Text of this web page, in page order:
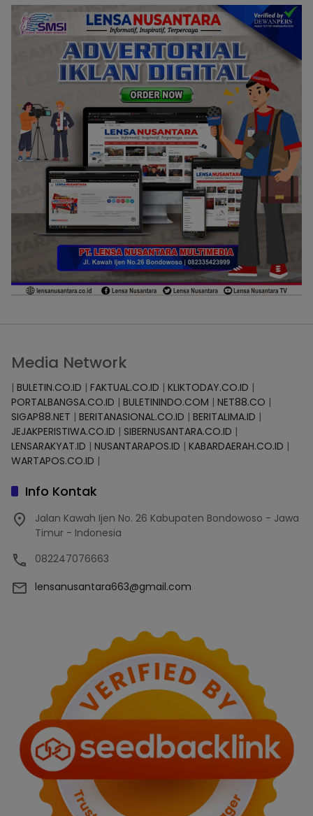
Media Network
| BULETIN.CO.ID | FAKTUAL.CO.ID | KLIKTODAY.CO.ID |
PORTALBANGSA.CO.ID | BULETININDO.COM | NET88.CO |
SIGAP88.NET | BERITANASIONAL.CO.ID | BERITALIMA.ID |
JEJAKPERISTIWA.CO.ID | SIBERNUSANTARA.CO.ID |
LENSARAKYAT.ID | NUSANTARAPOS.ID | KABARDAERAH.CO.ID |
WARTAPOS.CO.ID |
Info Kontak
Jalan Kawah Ijen No. 26 Kabupaten Bondowoso - Jawa
Timur - Indonesia
082247076663
lensanusantara663@gmail.com